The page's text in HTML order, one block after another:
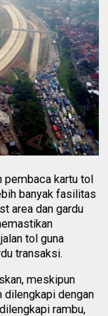
pembaca kartu tol
banyak fasilitas
area dan gardu
tol guna
transaksi.
meskipun
dilengkapi dengan
rambu,